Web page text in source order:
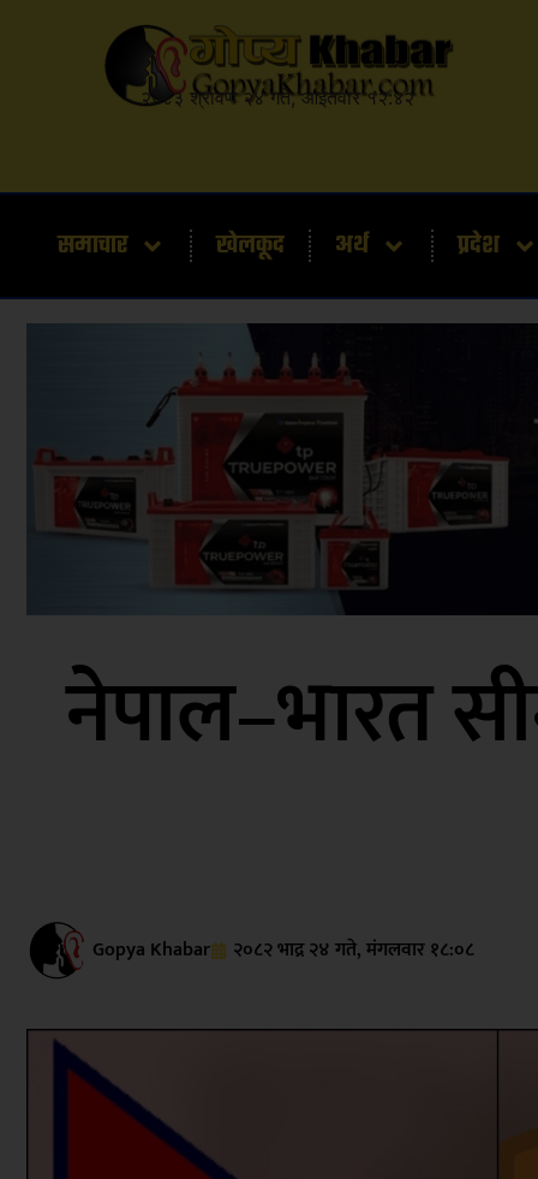
२०८३ श्रावण २४ गते, आईतवार १२:४२
समाचार खेलकूद अर्थ प्रदेश
नेपाल–भारत
Gopya Khabar २०८२ भाद्र २४ गते, मंगलवार १८:०८